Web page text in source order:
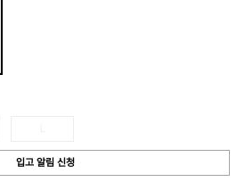
입고 알림 신청